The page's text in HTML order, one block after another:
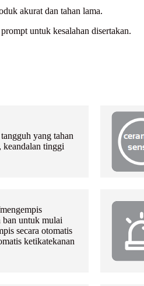
akurat dan tahan lama.
untuk kesalahan disertakan.
yang tahan
keandalan tinggi
untuk mulai
secara otomatis
ketikatekanan